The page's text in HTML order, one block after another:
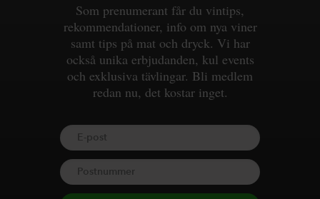
Som prenumerant får du vintips,
rekommendationer, info om nya viner
samt tips på mat och dryck. Vi har
också unika erbjudanden, kul events
och exklusiva tävlingar. Bli medlem
redan nu, det kostar inget.